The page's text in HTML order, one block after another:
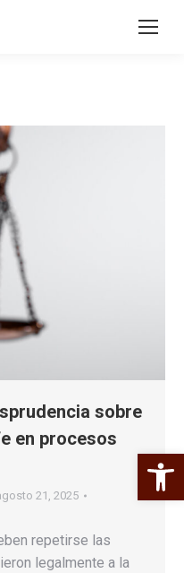
Abrir
sobre
en procesos
21, 2025
repetirse las
legalmente a la